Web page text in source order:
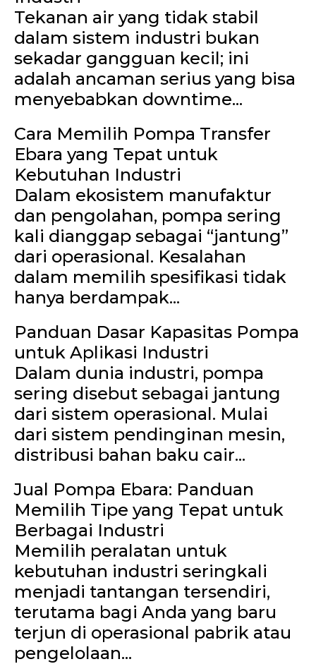
Tekanan air yang tidak stabil
dalam sistem industri bukan
sekadar gangguan kecil; ini
adalah ancaman serius yang bisa
menyebabkan downtime...
Cara Memilih Pompa Transfer
Ebara yang Tepat untuk
Kebutuhan Industri
Dalam ekosistem manufaktur
dan pengolahan, pompa sering
kali dianggap sebagai “jantung”
dari operasional. Kesalahan
dalam memilih spesifikasi tidak
hanya berdampak...
Panduan Dasar Kapasitas Pompa
untuk Aplikasi Industri
Dalam dunia industri, pompa
sering disebut sebagai jantung
dari sistem operasional. Mulai
dari sistem pendinginan mesin,
distribusi bahan baku cair...
Jual Pompa Ebara: Panduan
Memilih Tipe yang Tepat untuk
Berbagai Industri
Memilih peralatan untuk
kebutuhan industri seringkali
menjadi tantangan tersendiri,
terutama bagi Anda yang baru
terjun di operasional pabrik atau
pengelolaan...